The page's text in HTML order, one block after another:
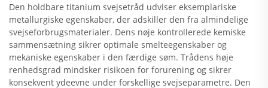
Den holdbare titanium svejsetråd udviser eksemplariske
metallurgiske egenskaber, der adskiller den fra almindelige
svejseforbrugsmaterialer. Dens nøje kontrollerede kemiske
sammensætning sikrer optimale smelteegenskaber og
mekaniske egenskaber i den færdige søm. Trådens høje
renhedsgrad mindsker risikoen for forurening og sikrer
konsekvent ydeevne under forskellige svejseparametre. Den